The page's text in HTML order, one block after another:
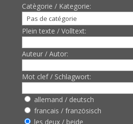
Catègorie / Kategorie:
Plein texte / Volltext:
Auteur / Autor:
Mot clef / Schlagwort:
allemand / deutsch
francais / französisch
les deux / beide